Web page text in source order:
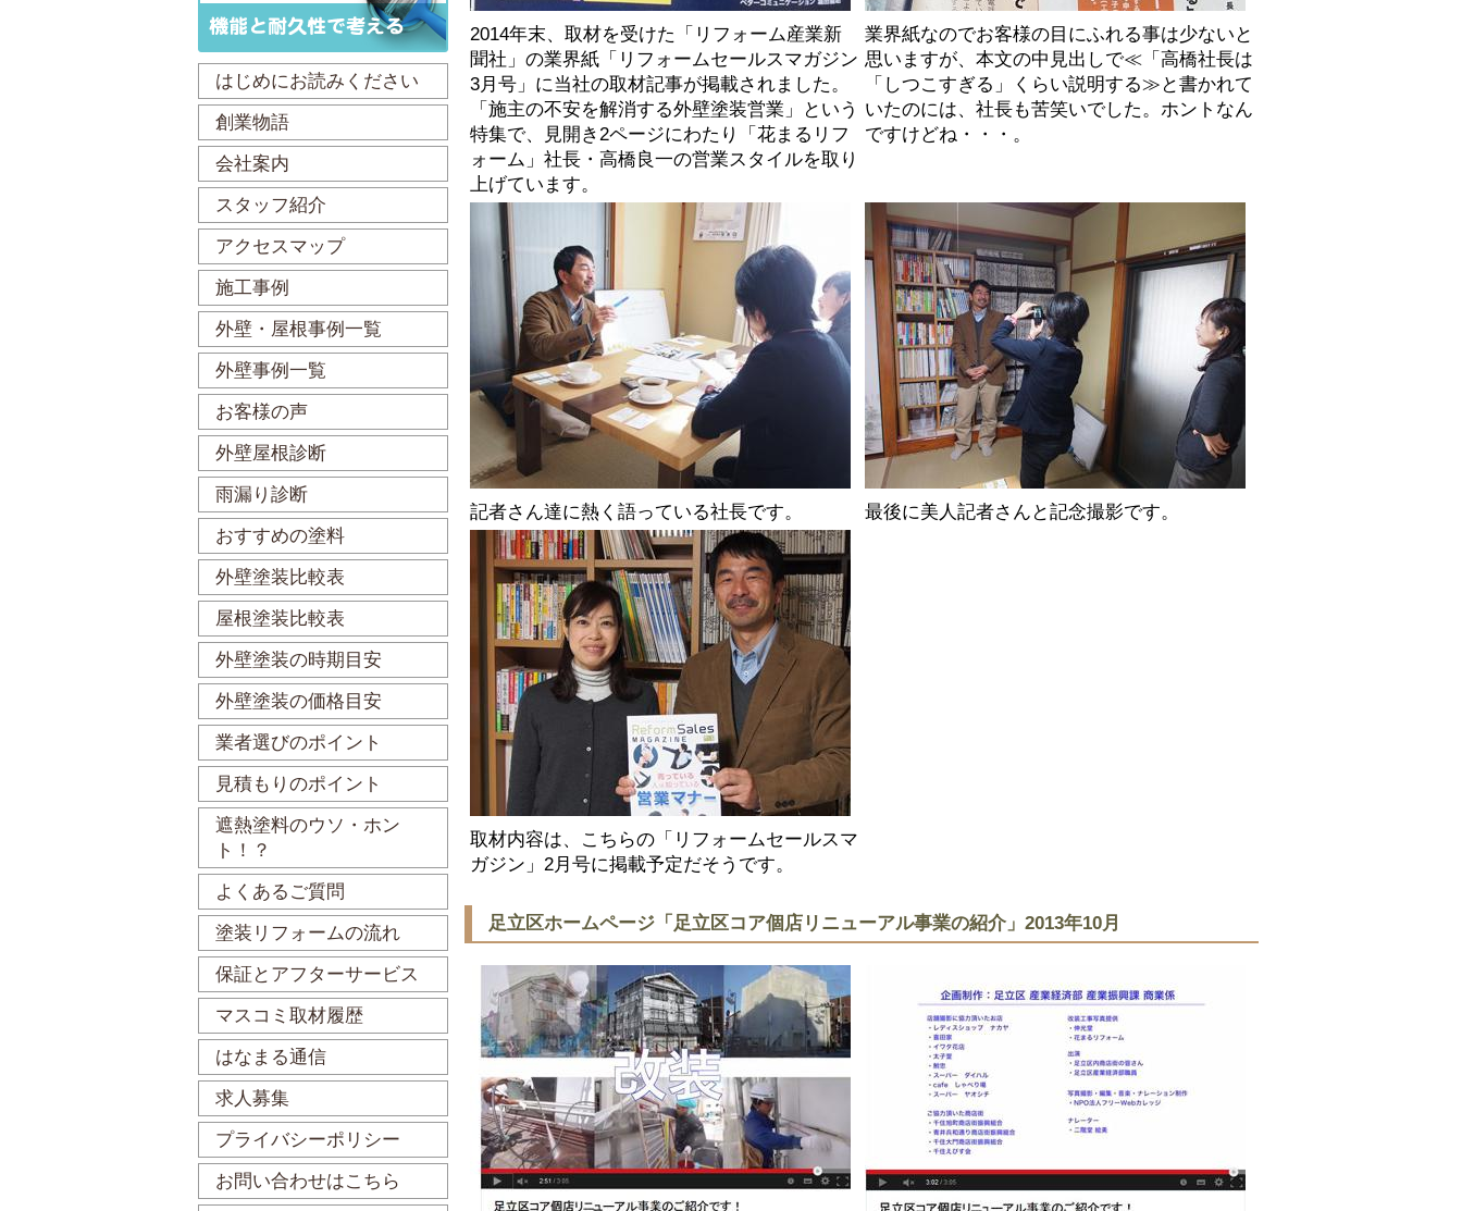
2014年末、取材を受けた「リフォーム産業新
聞社」の業界紙「リフォームセールスマガジン
3月号」に当社の取材記事が掲載されました。
「施主の不安を解消する外壁塗装営業」という
特集で、見開き2ページにわたり「花まるリフ
ォーム」社長・高橋良一の営業スタイルを取り
上げています。
業界紙なのでお客様の目にふれる事は少ないと
思いますが、本文の中見出しで≪「高橋社長は
「しつこすぎる」くらい説明する≫と書かれて
いたのには、社長も苦笑いでした。ホントなん
ですけどね・・・。
記者さん達に熱く語っている社長です。 最後に美人記者さんと記念撮影です。
取材内容は、こちらの「リフォームセールスマ
ガジン」2月号に掲載予定だそうです。
足立区ホームページ「足立区コア個店リニューアル事業の紹介」2013年10月
はじめにお読みください
創業物語
会社案内
スタッフ紹介
アクセスマップ
施工事例
外壁・屋根事例一覧
外壁事例一覧
お客様の声
外壁屋根診断
雨漏り診断
おすすめの塗料
外壁塗装比較表
屋根塗装比較表
外壁塗装の時期目安
外壁塗装の価格目安
業者選びのポイント
見積もりのポイント
遮熱塗料のウソ・ホン
ト！？
よくあるご質問
塗装リフォームの流れ
保証とアフターサービス
マスコミ取材履歴
はなまる通信
求人募集
プライバシーポリシー
お問い合わせはこちら